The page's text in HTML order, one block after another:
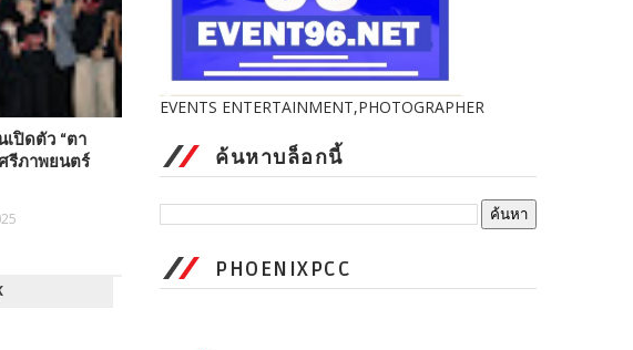
ปิดตัว “ตา
รีภาพยนตร์
EVENTS ENTERTAINMENT,PHOTOGRAPHER
ค้นหาบล็อกนี้
PHOENIXPCC